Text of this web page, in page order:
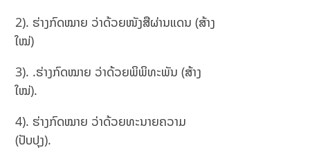
2). ຮ່າງກົດໝາຍ ວ່າດ້ວຍໜັງສືຜ່ານແດນ (ສ້າງ
ໃໝ່)
3). .ຮ່າງກົດໝາຍ ວ່າດ້ວຍພິພິທະພັນ (ສ້າງ
ໃໝ່).
4). ຮ່າງກົດໝາຍ ວ່າດ້ວຍທະນາຍຄວາມ
(ປັບປຸງ).